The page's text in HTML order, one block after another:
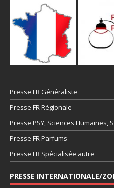
Presse FR Généraliste
Presse FR Régionale
Presse PSY, Sciences Humaines,
Presse FR Parfums
Presse FR Spécialisée autre
PRESSE INTERNATIONALE/